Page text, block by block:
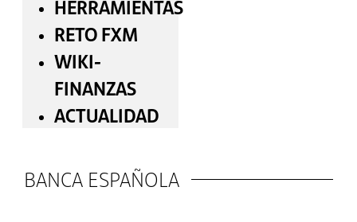
HERRAMIENTAS
RETO FXM
WIKI-
FINANZAS
ACTUALIDAD
BANCA ESPAÑOLA